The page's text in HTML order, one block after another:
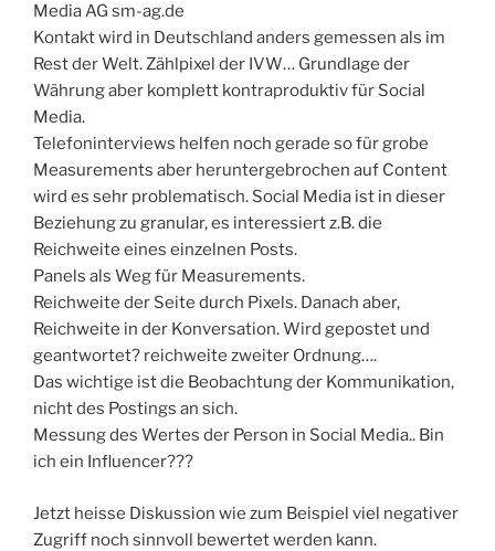
Media AG sm-ag.de
Kontakt wird in Deutschland anders gemessen als im
Rest der Welt. Zählpixel der IVW… Grundlage der
Währung aber komplett kontraproduktiv für Social
Media.
Telefoninterviews helfen noch gerade so für grobe
Measurements aber heruntergebrochen auf Content
wird es sehr problematisch. Social Media ist in dieser
Beziehung zu granular, es interessiert z.B. die
Reichweite eines einzelnen Posts.
Panels als Weg für Measurements.
Reichweite der Seite durch Pixels. Danach aber,
Reichweite in der Konversation. Wird gepostet und
geantwortet? reichweite zweiter Ordnung….
Das wichtige ist die Beobachtung der Kommunikation,
nicht des Postings an sich.
Messung des Wertes der Person in Social Media.. Bin
ich ein Influencer???
Jetzt heisse Diskussion wie zum Beispiel viel negativer
Zugriff noch sinnvoll bewertet werden kann.